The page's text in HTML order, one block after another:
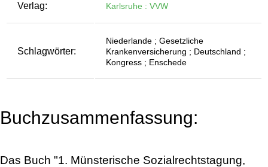
Verlag: Karlsruhe : VVW
Schlagwörter:
Niederlande ; Gesetzliche
Krankenversicherung ; Deutschland ;
Kongress ; Enschede
Buchzusammenfassung:
Das Buch "1. Münsterische Sozialrechtstagung,